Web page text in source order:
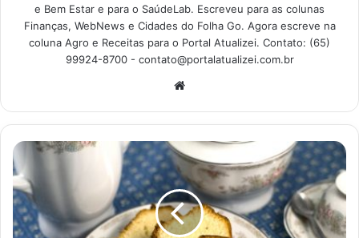
cima até que esfrie. Manterá quente e ficará uma
delícia;
Já que é umareceita neutrae simples, pode ser
Coloque, se quiser, uma colher de café da essência
de baunilha para potencializar o sabor e o aroma do
Caso queira algo diferente, mas sem ter trabalho,
faça uma mistura de canela com açúcar e polvilhe
sobre a forma ainda quente;
e Bem Estar e para o SaúdeLab. Escreveu para as colunas
Finanças, WebNews e Cidades do Folha Go. Agora escreve na
coluna Agro e Receitas para o Portal Atualizei. Contato: (65)
99924-8700 - contato@portalatualizei.com.br